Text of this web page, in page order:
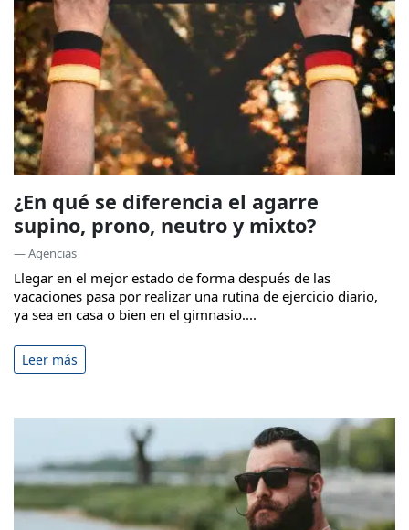
¿En qué se diferencia el agarre
supino, prono, neutro y mixto?
— Agencias
Llegar en el mejor estado de forma después de las
vacaciones pasa por realizar una rutina de ejercicio diario,
ya sea en casa o bien en el gimnasio....
Leer más